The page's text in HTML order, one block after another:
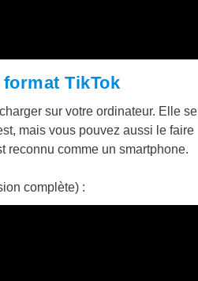
format TikTok
sur votre ordinateur. Elle se
mais vous pouvez aussi le faire
reconnu comme un smartphone.
complète) :